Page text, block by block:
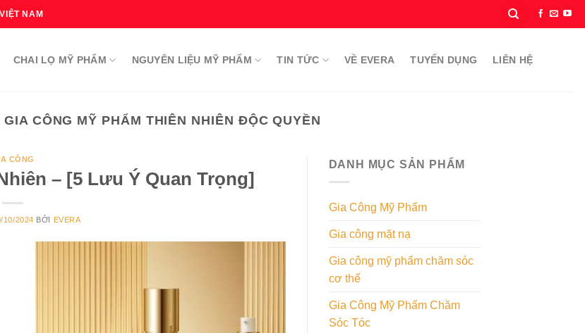
NAM
CHAI LỌ MỸ PHẨM NGUYÊN LIỆU MỸ PHẨM TIN TỨC VỀ EVERA TUYỂN DỤNG LIÊN HỆ
GIA CÔNG MỸ PHẨM THIÊN NHIÊN ĐỘC QUYỀN
CÔNG
– [5 Lưu Ý Quan Trọng]
10/2024 BỞI EVERA
DANH MỤC SẢN PHẨM
Gia Công Mỹ Phẩm
Gia công mặt nạ
Gia công mỹ phẩm chăm sóc
cơ thể
Gia Công Mỹ Phẩm Chăm
Sóc Tóc